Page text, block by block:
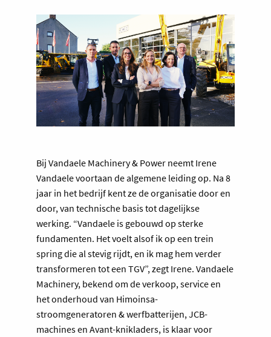
Bij Vandaele Machinery & Power neemt Irene
Vandaele voortaan de algemene leiding op. Na 8
jaar in het bedrijf kent ze de organisatie door en
door, van technische basis tot dagelijkse
werking. “Vandaele is gebouwd op sterke
fundamenten. Het voelt alsof ik op een trein
spring die al stevig rijdt, en ik mag hem verder
transformeren tot een TGV”, zegt Irene. Vandaele
Machinery, bekend om de verkoop, service en
het onderhoud van Himoinsa-
stroomgeneratoren & werfbatterijen, JCB-
machines en Avant-knikladers, is klaar voor